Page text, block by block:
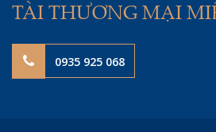
TÀI THƯƠNG MẠI
0935 925 068